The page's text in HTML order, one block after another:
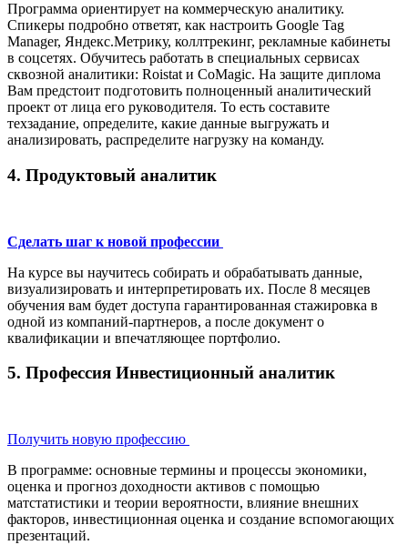
Программа ориентирует на коммерческую аналитику.
Спикеры подробно ответят, как настроить Google Tag
Manager, Яндекс.Метрику, коллтрекинг, рекламные кабинеты
в соцсетях. Обучитесь работать в специальных сервисах
сквозной аналитики: Roistat и CoMagic. На защите диплома
Вам предстоит подготовить полноценный аналитический
проект от лица его руководителя. То есть составите
техзадание, определите, какие данные выгружать и
анализировать, распределите нагрузку на команду.
4. Продуктовый аналитик
Сделать шаг к новой профессии
На курсе вы научитесь собирать и обрабатывать данные,
визуализировать и интерпретировать их. После 8 месяцев
обучения вам будет доступа гарантированная стажировка в
одной из компаний-партнеров, а после документ о
квалификации и впечатляющее портфолио.
5. Профессия Инвестиционный аналитик
Получить новую профессию
В программе: основные термины и процессы экономики,
оценка и прогноз доходности активов с помощью
матстатистики и теории вероятности, влияние внешних
факторов, инвестиционная оценка и создание вспомогающих
презентаций.